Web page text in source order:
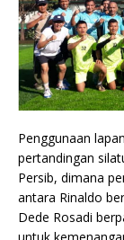
Penggunaan
pertandingan
Persib, dimana
antara Rinaldo
Dede Rosadi
untuk